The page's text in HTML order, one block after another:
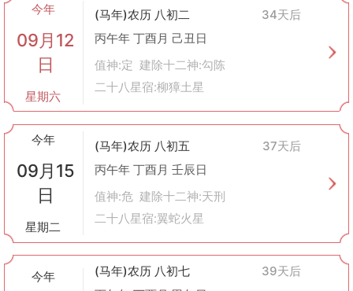
今年
09月12
日
星期六
(马年)农历 八初二
34天后
丙午年 丁酉月 己丑日
值神:定 建除十二神:勾陈
二十八星宿:柳獐土星
今年
09月15
日
星期二
(马年)农历 八初五
37天后
丙午年 丁酉月 壬辰日
值神:危 建除十二神:天刑
二十八星宿:翼蛇火星
今年 (马年)农历 八初七
39天后